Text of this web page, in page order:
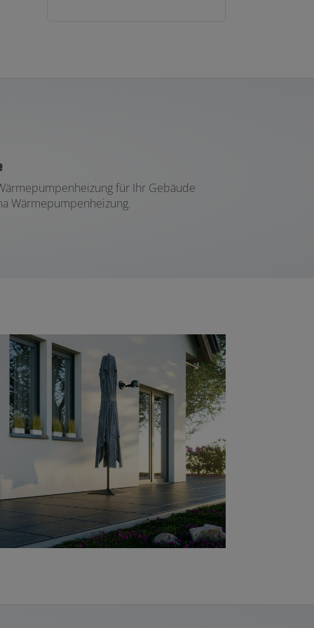
für Ihr Gebäude
Wärmepumpenheizung.